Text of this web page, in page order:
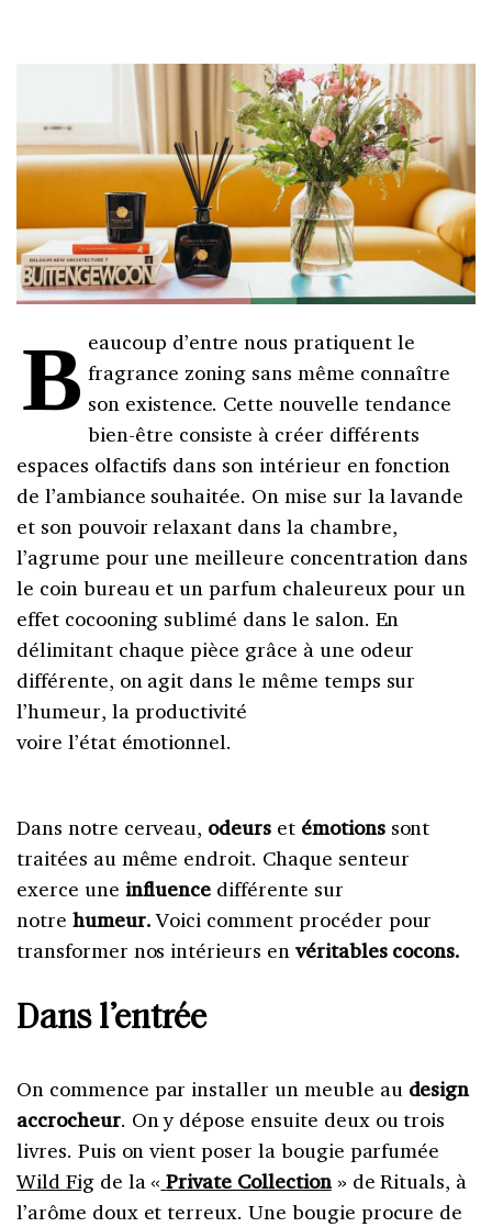
Beaucoup d’entre nous pratiquent le fragrance zoning sans même connaître
son existence. Cette nouvelle tendance
bien-être consiste à créer différents
espaces olfactifs dans son intérieur en fonction
de l’ambiance souhaitée. On mise sur la lavande
et son pouvoir relaxant dans la chambre,
l’agrume pour une meilleure concentration dans
le coin bureau et un parfum chaleureux pour un
effet cocooning sublimé dans le salon. En
délimitant chaque pièce grâce à une odeur
différente, on agit dans le même temps sur
l’humeur, la productivité
voire l’état émotionnel.
Dans notre cerveau, odeurs etémotionssont
traitées au même endroit. Chaque senteur
exerce une influence différente sur
notre humeur.Voici comment procéder pour
transformer nos intérieurs en véritables cocons.
Dans l’entrée
On commence par installer un meuble au design
accrocheur. On y dépose ensuite deux ou trois
livres. Puis on vient poser la bougie parfumée
Wild Figde la « Private Collection» de Rituals, à
l’arôme doux et terreux. Une bougie procure de